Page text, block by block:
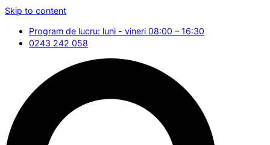
Skip to content
Program de lucru: luni - vineri 08:00 – 16:30
0243 242 058